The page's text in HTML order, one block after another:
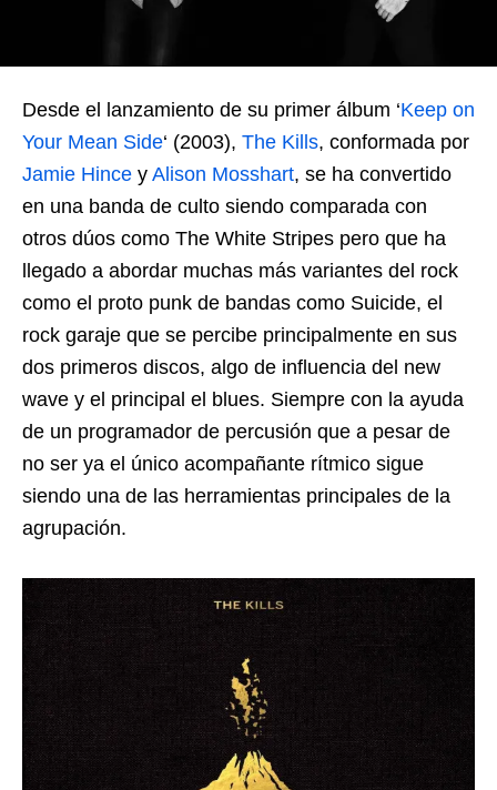
Desde el lanzamiento de su primer álbum ‘Keep on
Your Mean Side‘ (2003), The Kills, conformada por
Jamie Hince y Alison Mosshart, se ha convertido
en una banda de culto siendo comparada con
otros dúos como The White Stripes pero que ha
llegado a abordar muchas más variantes del rock
como el proto punk de bandas como Suicide, el
rock garaje que se percibe principalmente en sus
dos primeros discos, algo de influencia del new
wave y el principal el blues. Siempre con la ayuda
de un programador de percusión que a pesar de
no ser ya el único acompañante rítmico sigue
siendo una de las herramientas principales de la
agrupación.